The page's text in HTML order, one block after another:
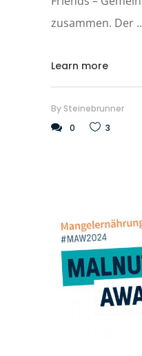
zusammen. Der
Learn more
By Steinebrunner
0
3